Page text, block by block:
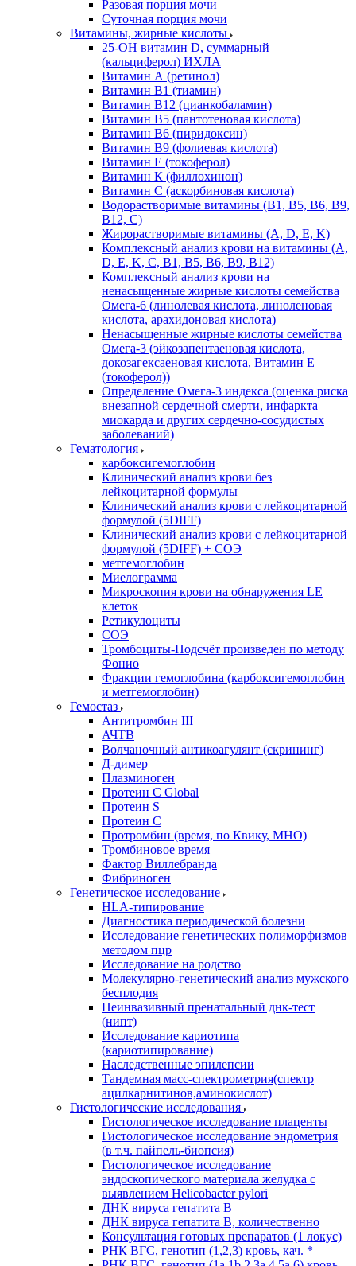
Разовая порция мочи
Суточная порция мочи
Витамины, жирные кислоты
25-OH витамин D, суммарный
(кальциферол) ИХЛА
Витамин А (ретинол)
Витамин В1 (тиамин)
Витамин В12 (цианкобаламин)
Витамин В5 (пантотеновая кислота)
Витамин В6 (пиридоксин)
Витамин В9 (фолиевая кислота)
Витамин Е (токоферол)
Витамин К (филлохинон)
Витамин С (аскорбиновая кислота)
Водорастворимые витамины (B1, B5, B6, В9,
В12, С)
Жирорастворимые витамины (A, D, E, K)
Комплексный анализ крови на витамины (A,
D, E, K, C, B1, B5, B6, В9, B12)
Комплексный анализ крови на
ненасыщенные жирные кислоты семейства
Омега-6 (линолевая кислота, линоленовая
кислота, арахидоновая кислота)
Ненасыщенные жирные кислоты семейства
Омега-3 (эйкозапентаеновая кислота,
докозагексаеновая кислота, Витамин E
(токоферол))
Определение Омега-3 индекса (оценка риска
внезапной сердечной смерти, инфаркта
миокарда и других сердечно-сосудистых
заболеваний)
Гематология
карбоксигемоглобин
Клинический анализ крови без
лейкоцитарной формулы
Клинический анализ крови с лейкоцитарной
формулой (5DIFF)
Клинический анализ крови с лейкоцитарной
формулой (5DIFF) + СОЭ
метгемоглобин
Миелограмма
Микроскопия крови на обнаружения LE
клеток
Ретикулоциты
СОЭ
Тромбоциты-Подсчёт произведен по методу
Фонио
Фракции гемоглобина (карбоксигемоглобин
и метгемоглобин)
Гемостаз
Антитромбин III
АЧТВ
Волчаночный антикоагулянт (скрининг)
Д-димер
Плазминоген
Протеин C Global
Протеин S
Протеин С
Протромбин (время, по Квику, МНО)
Тромбиновое время
Фактор Виллебранда
Фибриноген
Генетическое исследование
HLA-типирование
Диагностика периодической болезни
Исследование генетических полиморфизмов
методом пцр
Исследование на родство
Молекулярно-генетический анализ мужского
бесплодия
Неинвазивный пренатальный днк-тест
(нипт)
Исследование кариотипа
(кариотипирование)
Наследственные эпилепсии
Тандемная масс-спектрометрия(спектр
ацилкарнитинов,аминокислот)
Гистологические исследования
Гистологическое исследование плаценты
Гистологическое исследование эндометрия
(в т.ч. пайпель-биопсия)
Гистологическое исследование
эндоскопического материала желудка с
выявлением Helicobacter pylori
ДНК вируса гепатита B
ДНК вируса гепатита B, количественно
Консультация готовых препаратов (1 локус)
РНК ВГC, генотип (1,2,3) кровь, кач. *